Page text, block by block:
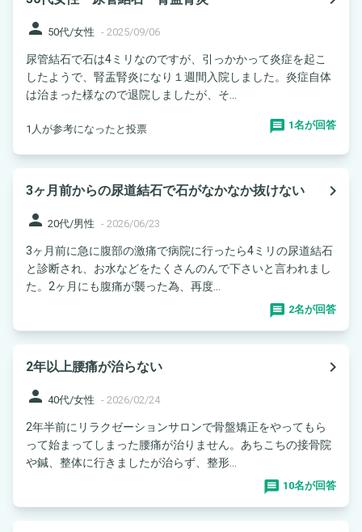
person 50代/女性 - 2025/09/06
尿管結石で石は4ミリなのですが、引っかかって炎症を起こ
したようで、腎盂腎炎になり１週間入院しました。炎症自体
は治まった様なので退院しましたが、そ...
1人が参考になったと投票 1名が回答
3ヶ月前からの尿道結石で石がなかなか抜けない
navigate_next
person 20代/男性 - 2026/06/23
3ヶ月前に急に腹部の激痛で病院に行ったら4ミリの尿道結石
と診断され、お水などをたくさんのんで下さいと言われまし
た。2ヶ月にも腹痛が襲った為、再度...
2名が回答
2年以上腰痛が治らない
navigate_next
person 40代/女性 - 2026/02/24
2年半前にリラクゼーションサロンで骨盤矯正をやってもら
って始まってしまった腰痛が治りません。あちこちの接骨院
や鍼、整体に行きましたが治らず、整形...
10名が回答